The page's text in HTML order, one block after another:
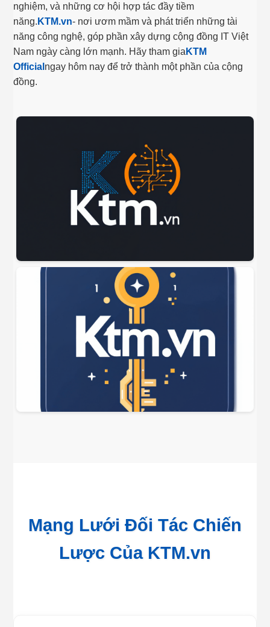
nghiệm, và những cơ hội hợp tác đầy tiềm
năng. KTM.vn- nơi ươm mầm và phát triển những tài
năng công nghệ, góp phần xây dựng cộng đồng IT Việt
Nam ngày càng lớn mạnh. Hãy tham giaKTM
Official ngay hôm nay để trở thành một phần của cộng
đồng.
Mạng Lưới Đối Tác Chiến
Lược Của KTM.vn